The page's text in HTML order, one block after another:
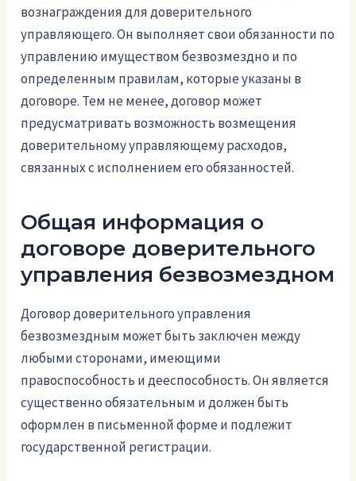
вознаграждения для доверительного
управляющего. Он выполняет свои обязанности по
управлению имуществом безвозмездно и по
определенным правилам, которые указаны в
договоре. Тем не менее, договор может
предусматривать возможность возмещения
доверительному управляющему расходов,
связанных с исполнением его обязанностей.
Общая информация о
договоре доверительного
управления безвозмездном
Договор доверительного управления
безвозмездным может быть заключен между
любыми сторонами, имеющими
правоспособность и дееспособность. Он является
существенно обязательным и должен быть
оформлен в письменной форме и подлежит
государственной регистрации.